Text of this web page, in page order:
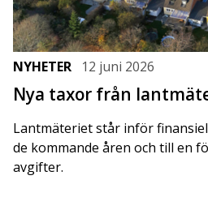
NYHETER 12 juni 2026
Nya taxor från
Lantmäteriet står inför
de kommande åren och till en
avgifter.